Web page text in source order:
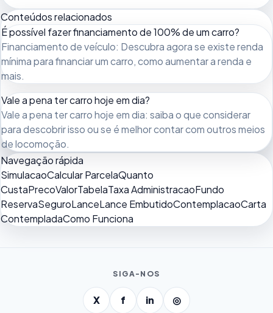
Conteúdos relacionados
É possível fazer financiamento de 100% de um carro?
Financiamento de veículo: Descubra agora se existe renda
mínima para financiar um carro, como aumentar a renda e
mais.
Vale a pena ter carro hoje em dia?
Vale a pena ter carro hoje em dia: saiba o que considerar
para descobrir isso ou se é melhor contar com outros meios
de locomoção.
Navegação rápida
SimulacaoCalcular ParcelaQuanto
CustaPrecoValorTabelaTaxa AdministracaoFundo
ReservaSeguroLanceLance EmbutidoContemplacaoCarta
ContempladaComo Funciona
SIGA-NOS
X f in ◎